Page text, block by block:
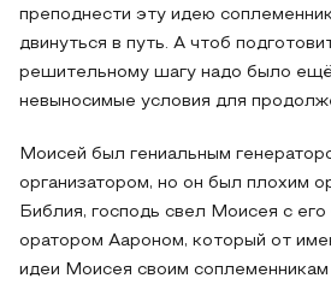
преподнести эту идею
двинуться в путь. А чтоб
решительному шагу надо было
невыносимые условия для
Моисей был гениальным
организатором, но он был плохим
Библия, господь свел Моисея с
оратором Аароном, который от
идеи Моисея своим соплеменникам